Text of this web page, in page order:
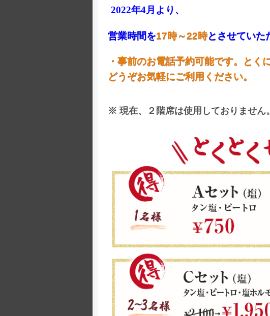
2022年4月より、
営業時間を17時～22時とさせていた
・事前のお電話予約可能です。とく
どうぞお気軽にご利用ください。
※ 現在、２階席は使用しておりません。